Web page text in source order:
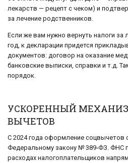
лекарств — рецепт с чеком) и
за лечение родственников.
Если же вам нужно вернуть налоги за
год, к декларации придется
документов: договор на оказание
банковские выписки, справки и т.д.
порядок.
УСКОРЕННЫЙ
ВЫЧЕТОВ
С 2024 года оформление соцвычетов
Федеральному закону № 389‑ФЗ. ФНС
расходах налогоплательщиков